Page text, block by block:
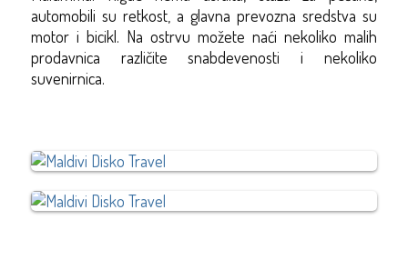
automobili su retkost, a glavna prevozna sredstva su
motor i bicikl. Na ostrvu možete naći nekoliko malih
prodavnica različite snabdevenosti i nekoliko
suvenirnica.